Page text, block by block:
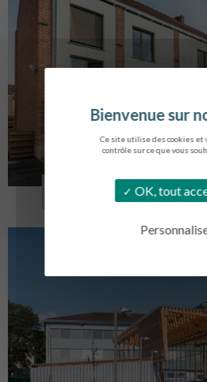
Ce site utilise des cookies et
contrôle sur ce que vous
OK, tout
LOG. JEUNES TRAVAILLEURS